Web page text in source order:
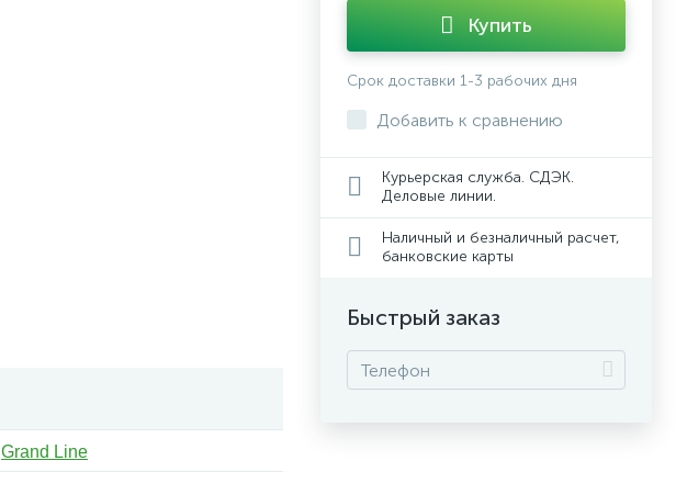
Grand Line
Купить
Срок доставки 1-3 рабочих дня
Добавить к сравнению
Курьерская служба. СДЭК.
Деловые линии.
Наличный и безналичный расчет,
банковские карты
Быстрый заказ